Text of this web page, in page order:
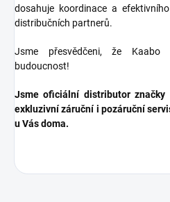
dosahuje koordinace a
distribučních partnerů.
Jsme přesvědčeni, že
budoucnost!
Jsme oficiální distributor značky
exkluzivní záruční i pozáruční
u Vás doma.